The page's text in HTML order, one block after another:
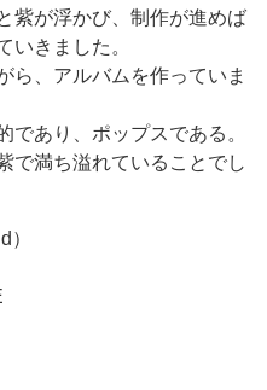
紫が浮かび、制作が進めば
いきました。
ら、アルバムを作っていま
であり、ポップスである。
で満ち溢れていることでし